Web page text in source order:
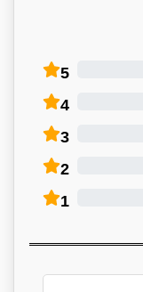
5
4
3
2
1